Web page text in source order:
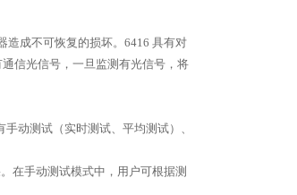
成不可恢复的损坏。 6416 具有对
信光信号，一旦监测有光信号，将
动测试（实时测试、平均测试）、
在手动测试模式中，用户可根据测